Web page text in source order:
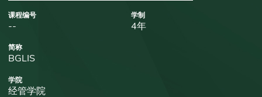
课程编号
--
学制
4年
简称
BGLIS
学院
经管学院